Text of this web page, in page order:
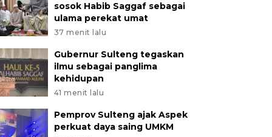
sosok Habib Saggaf sebagai
ulama perekat umat
37 menit lalu
Gubernur Sulteng tegaskan
ilmu sebagai panglima
kehidupan
41 menit lalu
Pemprov Sulteng ajak Aspek
perkuat daya saing UMKM